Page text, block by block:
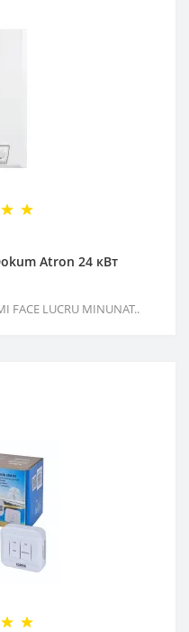
Atron 24 кВт
FACE LUCRU MINUNAT..